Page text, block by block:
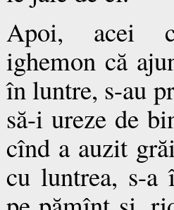
Apoi, acei
ighemon că
în luntre, s-au
să-i ureze de
cînd a auzit
cu luntrea, s-a